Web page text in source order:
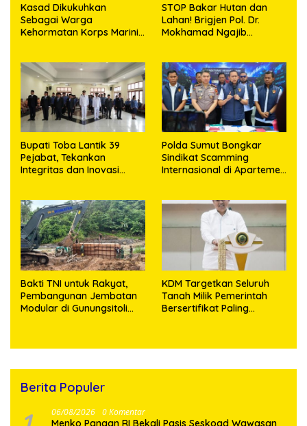
Kasad Dikukuhkan
Sebagai Warga
Kehormatan Korps Marinir
STOP Bakar Hutan dan
Lahan! Brigjen Pol. Dr.
Mokhamad Ngajib
Masa Depan!
Bupati Toba Lantik 39
Pejabat, Tekankan
Integritas dan Inovasi
Polda Sumut Bongkar
Sindikat Scamming
Internasional di Apartemen
Bakti TNI untuk Rakyat,
Pembangunan Jembatan
Modular di Gunungsitoli
KDM Targetkan Seluruh
Tanah Milik Pemerintah
Bersertifikat Paling
Berita Populer
06/08/2026 0 Komentar
Menko Pangan RI Bekali Pasis Seskoad Wawasan